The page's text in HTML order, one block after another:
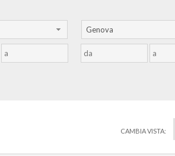
Genova
CAMBIA VISTA: